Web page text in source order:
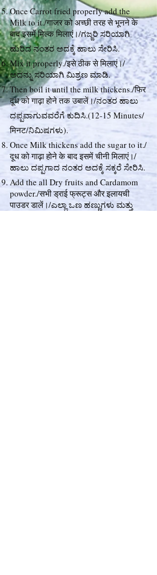
Once Carrot fried properly add the
Milk to it./गाजर को अच्छी तरह से भूनने के
बाद इसमें मिल्क मिलाएं।/ಗಜ್ಜರಿ ಸರಿಯಾಗಿ
ಹುರಿದ ನಂತರ ಅದಕ್ಕೆ ಹಾಲು ಸೇರಿಸಿ.
Mix it properly./इसे ठीक से मिलाएं।/
ಅದನ್ನು ಸರಿಯಾಗಿ ಮಿಶ್ರಣ ಮಾಡಿ.
Then boil it until the milk thickens./फिर
दूध को गाढ़ा होने तक उबालें।/ನಂತರ ಹಾಲು
ದಪ್ಪವಾಗುವವರೆಗೆ ಕುದಿಸಿ.(12-15 Minutes/
मिनट/ನಿಮಿಷಗಳು).
Once Milk thickens add the sugar to it./
दूध को गाढ़ा होने के बाद इसमें चीनी मिलाएं।/
ಹಾಲು ದಪ್ಪಗಾದ ನಂತರ ಅದಕ್ಕೆ ಸಕ್ಕರೆ ಸೇರಿಸಿ.
Add the all Dry fruits and Cardamom
powder./सभी ड्राई फ्रूट्स और इलायची
पाउडर डालें।/ಎಲ್ಲಾ ಒಣ ಹಣ್ಣುಗಳು ಮತ್ತು